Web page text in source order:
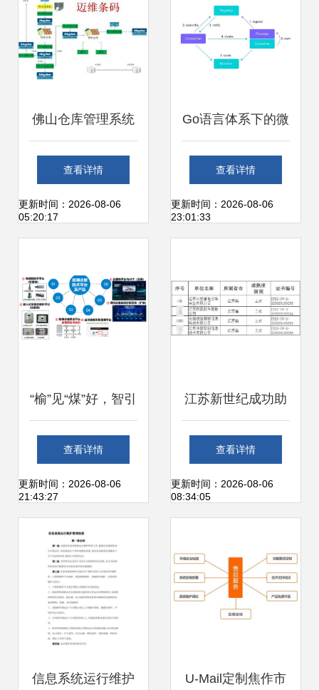
佛山仓库管理系统
与广州迈维条码 实
现工厂仓库信息化
查看详情
更新时间：2026-08-06
05:20:17
Go语言体系下的微
服务框架选型 以
Dubbo Go 为切入
行维护服务
查看详情
更新时间：2026-08-06
23:01:33
“榆”见“煤”好，智引
未来 中国煤科常州
研究院亮相第十八
查看详情
更新时间：2026-08-06
21:43:27
江苏新世纪成功助
力四家企业通过
ITSS运维能力成熟
查看详情
更新时间：2026-08-06
08:34:05
信息系统运行维护 U-Mail定制焦作市